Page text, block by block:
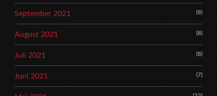
September 2021 (8)
August 2021 (8)
Juli 2021 (8)
Juni 2021 (7)